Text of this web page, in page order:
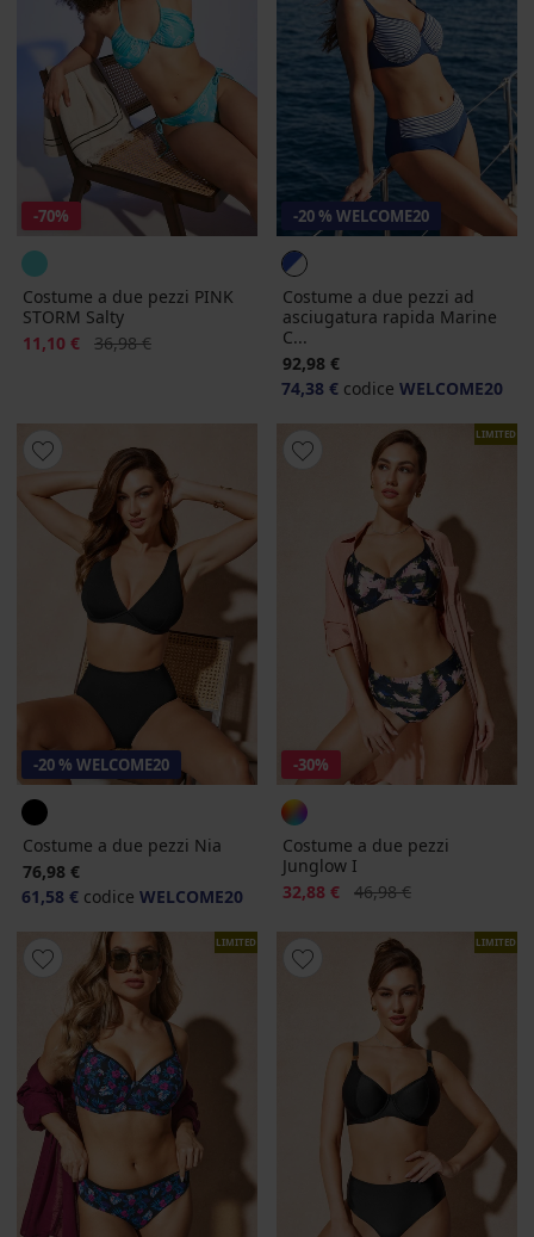
-70%
Costume a due pezzi PINK
STORM Salty
Sconto
11,10 € Prezzo originale
36,98 €
-20 % WELCOME20
Costume a due pezzi ad
asciugatura rapida Marine
C...
92,98 €
74,38 € codice WELCOME20
-20 % WELCOME20
Costume a due pezzi Nia
76,98 €
61,58 € codice WELCOME20
LIMITED
-30%
Costume a due pezzi
Junglow I
Sconto
32,88 € Prezzo originale
46,98 €
LIMITED LIMITED